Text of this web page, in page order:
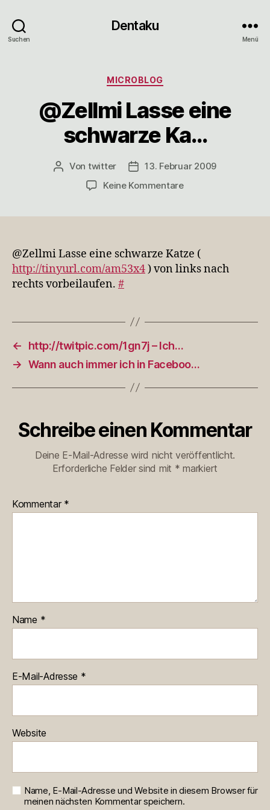
Suchen
Dentaku
Menü
Kategorien
MICROBLOG
@Zellmi Lasse eine
schwarze Ka…
Beitragsautor
Von twitter Veröffentlichungsdatum
13. Februar 2009
Keine Kommentarezu
Ka…
@Zellmi Lasse eine schwarze Katze (
http://tinyurl.com/am53x4) von links nach
rechts vorbeilaufen. #
←
http://twitpic.com/1gn7j – Ich…
→ Wann auch immer ich in Faceboo…
Schreibe einen Kommentar
Deine E-Mail-Adresse wird nicht veröffentlicht.
Erforderliche Felder sind mit * markiert
Kommentar *
Name *
E-Mail-Adresse *
Website
Name, E-Mail-Adresse und Website in diesem Browser für
meinen nächsten Kommentar speichern.